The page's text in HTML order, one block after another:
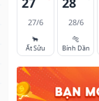
27/6
🐂
Ất Sửu
28/6
🐅
Bính Dần